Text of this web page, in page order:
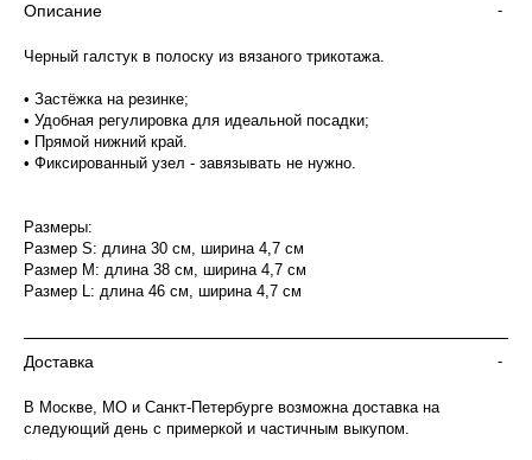
Описание -
Черный галстук в полоску из вязаного трикотажа.
• Застёжка на резинке;
• Удобная регулировка для идеальной посадки;
• Прямой нижний край.
• Фиксированный узел - завязывать не нужно.
Размеры:
Размер S: длина 30 см, ширина 4,7 см
Размер М: длина 38 см, ширина 4,7 см
Размер L: длина 46 см, ширина 4,7 см
Доставка -
В Москве, МО и Санкт-Петербурге возможна доставка на
следующий день с примеркой и частичным выкупом.